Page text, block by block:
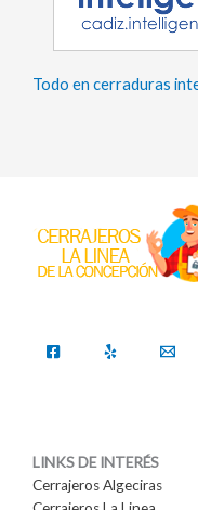
Todo en cerraduras
LINKS DE INTERÉS
Cerrajeros Algeciras